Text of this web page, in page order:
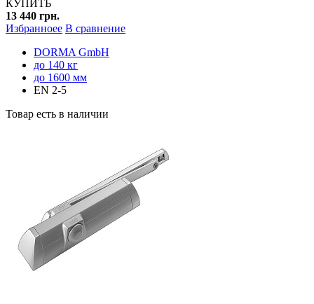
КУПИТЬ
13 440 грн.
Избранноее В сравнение
DORMA GmbH
до 140 кг
до 1600 мм
EN 2-5
Товар есть в наличии